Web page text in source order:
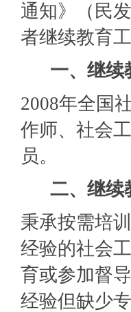
通知》（民
者继续教育
一、继续
2008年全国
作师、社会
员。
二、继续
秉承按需培
经验的社会
育或参加督
经验但缺少